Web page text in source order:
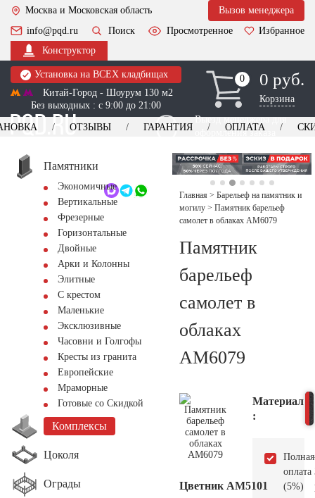
Москва и Московская область
Вызов менеджера
info@pqd.ru
Поиск Просмотренное
Избранное
Конструктор
Установка на ВСЕХ кладбищах
Китай-Город - Шоурум 130 м2
Без выходных : с 9:00 до 21:00
0
0 0 руб.
Корзина
Выезд менеджера для
оформления заказа
+7 (495) 518-44-23
Обратный звонок
ОТЗЫВЫ ГАРАНТИЯ ОПЛАТА
Памятники
Экономичные
Вертикальные
Фрезерные
Горизонтальные
Двойные
Арки и Колонны
Элитные
С крестом
Маленькие
Эксклюзивные
Часовни и Голгофы
Кресты из гранита
Европейские
Мраморные
Готовые со Скидкой
Комплексы
Цоколя
Ограды
Главная > Барельеф на памятник и
могилу > Памятник барельеф
самолет в облаках AM6079
Памятник
барельеф
самолет в
облаках
AM6079
Цветник АМ5101
Материал
:
Полная
оплата
(5%)